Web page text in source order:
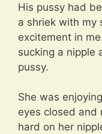
His pussy had
a shriek with my
excitement in
sucking a nipple
pussy.
She was
eyes closed and
hard on her